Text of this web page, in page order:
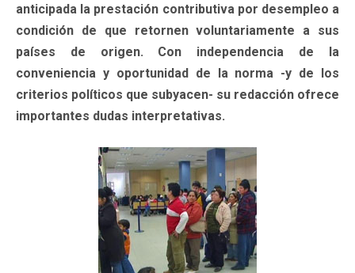
anticipada la prestación contributiva por desempleo a
condición de que retornen voluntariamente a sus
países de origen. Con independencia de la
conveniencia y oportunidad de la norma -y de los
criterios políticos que subyacen- su redacción ofrece
importantes dudas interpretativas.